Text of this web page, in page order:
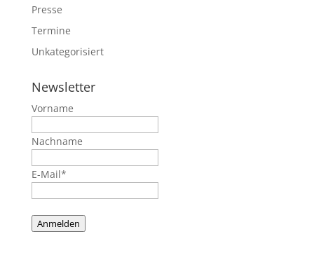
Presse
Termine
Unkategorisiert
Newsletter
Vorname
Nachname
E-Mail*
Anmelden